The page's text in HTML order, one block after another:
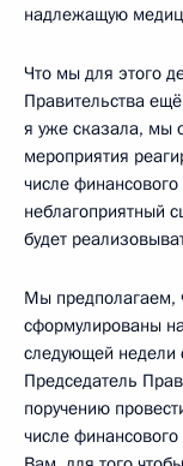
надлежащую
Что мы для этого
Правительства
я уже сказала, мы
мероприятия
числе
неблагоприятный
будет
Мы предполагаем,
сформулированы
следующей недели
Председатель
поручению
числе